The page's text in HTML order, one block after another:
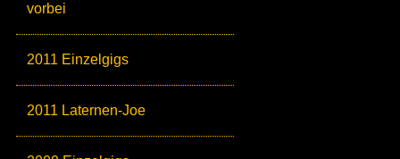
vorbei
2011 Einzelgigs
2011 Laternen-Joe